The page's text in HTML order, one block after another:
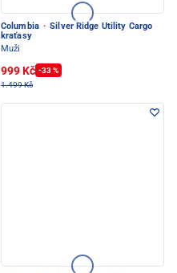
Columbia · Silver Ridge Utility Cargo
kraťasy
Muži
999 Kč -33 %
1.499 Kč